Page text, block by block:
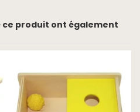
ce produit ont également